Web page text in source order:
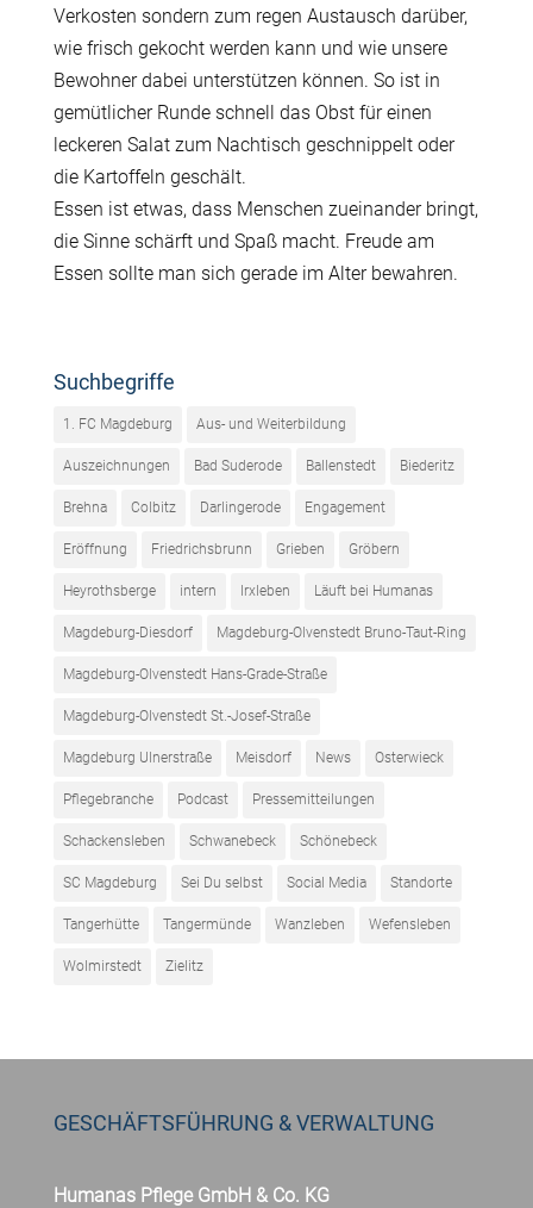
Verkosten sondern zum regen Austausch darüber,
wie frisch gekocht werden kann und wie unsere
Bewohner dabei unterstützen können. So ist in
gemütlicher Runde schnell das Obst für einen
leckeren Salat zum Nachtisch geschnippelt oder
die Kartoffeln geschält.
Essen ist etwas, dass Menschen zueinander bringt,
die Sinne schärft und Spaß macht. Freude am
Essen sollte man sich gerade im Alter bewahren.
Suchbegriffe
1. FC Magdeburg Aus- und Weiterbildung
Auszeichnungen Bad Suderode Ballenstedt Biederitz
Brehna Colbitz Darlingerode Engagement
Eröffnung Friedrichsbrunn Grieben Gröbern
Heyrothsberge intern Irxleben Läuft bei Humanas
Magdeburg-Diesdorf Magdeburg-Olvenstedt Bruno-Taut-Ring
Magdeburg-Olvenstedt Hans-Grade-Straße
Magdeburg-Olvenstedt St.-Josef-Straße
Magdeburg Ulnerstraße Meisdorf News Osterwieck
Pflegebranche Podcast Pressemitteilungen
Schackensleben Schwanebeck Schönebeck
SC Magdeburg Sei Du selbst Social Media Standorte
Tangerhütte Tangermünde Wanzleben Wefensleben
Wolmirstedt Zielitz
GESCHÄFTSFÜHRUNG & VERWALTUNG
Humanas Pflege GmbH & Co. KG